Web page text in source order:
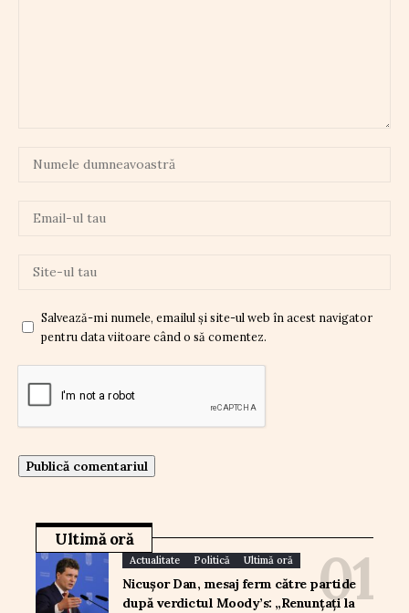
Salvează-mi numele, emailul și site-ul web în acest navigator
pentru data viitoare când o să comentez.
Ultimă oră
Actualitate Politică Ultimă oră
Nicușor Dan, mesaj ferm către partide
după verdictul Moody’s: „Renunțați la